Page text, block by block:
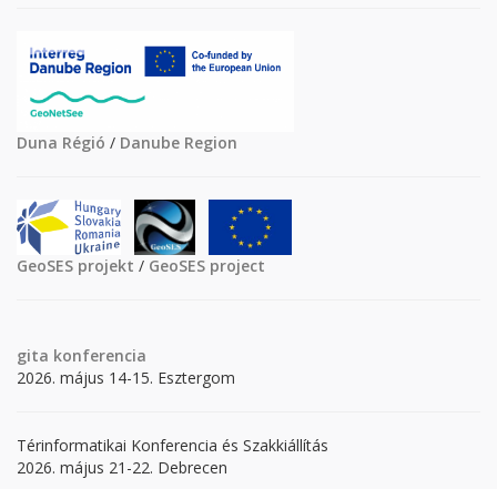
Duna Régió / Danube Region
GeoSES projekt / GeoSES project
gita konferencia
2026. május 14-15. Esztergom
Térinformatikai Konferencia és Szakkiállítás
2026. május 21-22. Debrecen